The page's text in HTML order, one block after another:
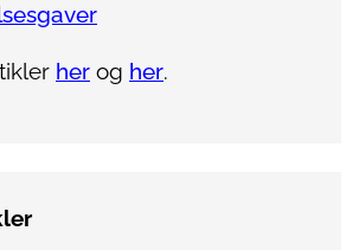
her og her.